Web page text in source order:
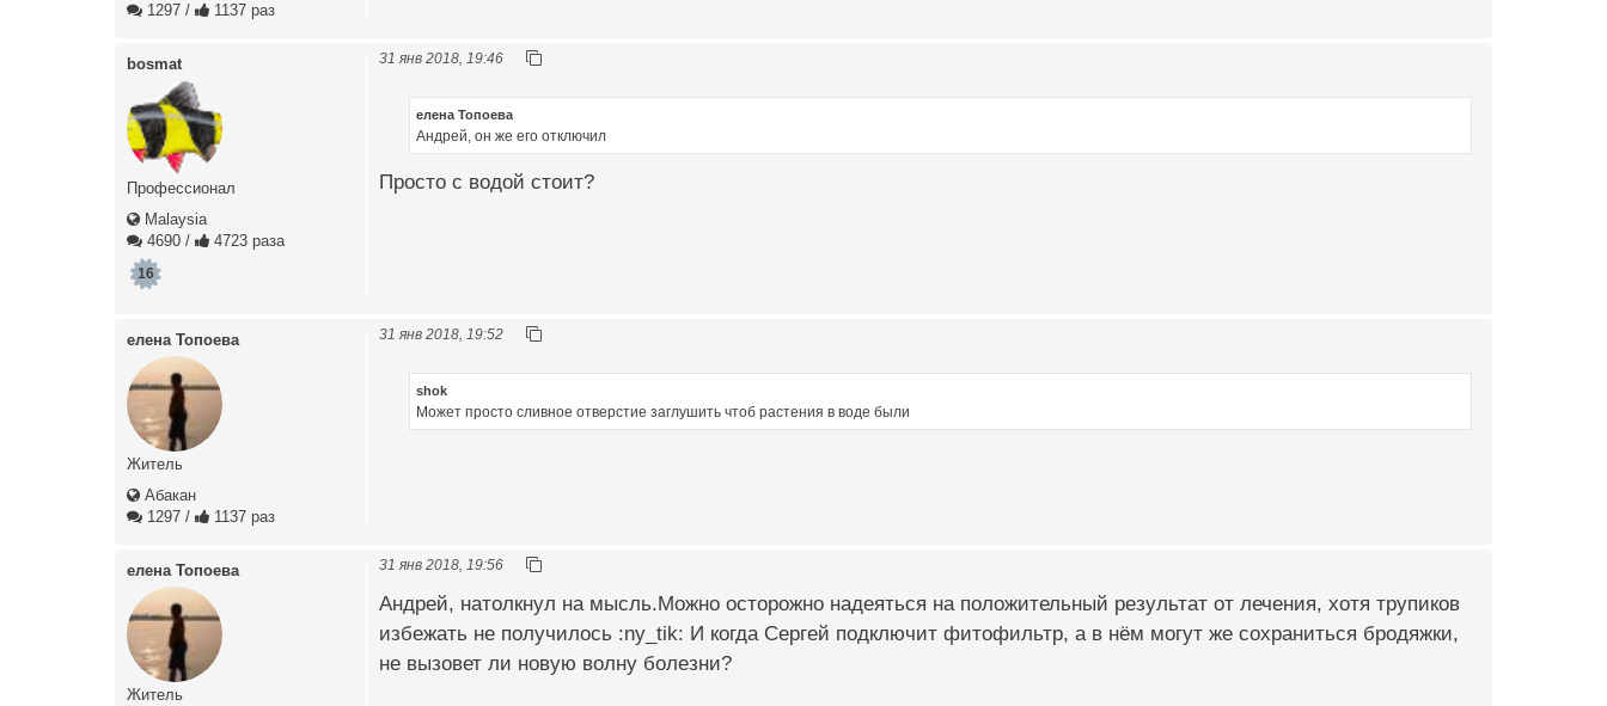
1297 / 1137 раз
bosmat
Профессионал
Malaysia
4690 / 4723 раза
16
31 янв 2018, 19:46
елена Топоева
Андрей, он же его отключил
Просто с водой стоит?
елена Топоева
Житель
Абакан
1297 / 1137 раз
31 янв 2018, 19:52
shok
Может просто сливное отверстие заглушить чтоб растения в воде были
елена Топоева
Житель
31 янв 2018, 19:56
Андрей, натолкнул на мысль.Можно осторожно надеяться на положительный результат от лечения, хотя трупиков
избежать не получилось :ny_tik: И когда Сергей подключит фитофильтр, а в нём могут же сохраниться бродяжки,
не вызовет ли новую волну болезни?